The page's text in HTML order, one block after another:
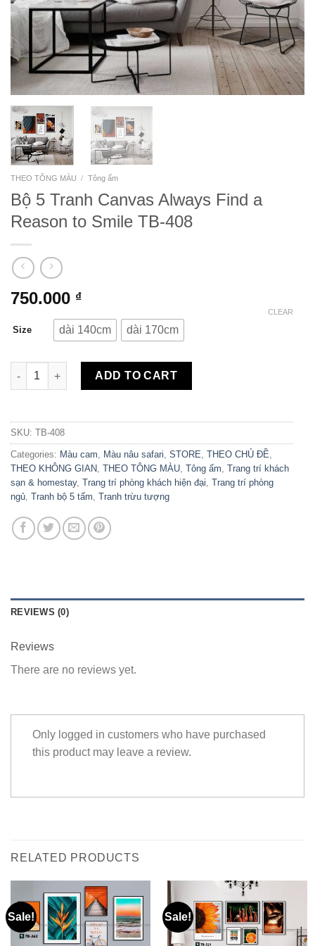
THEO TÔNG MÀU / Tông ấm
Bộ 5 Tranh Canvas Always Find a
Reason to Smile TB-408
750.000 ₫
Size dài 140cm dài 170cm
CLEAR
Bộ 5 Tranh Canvas Always Find a Reason to Smile TB-408
ADD TO CART
SKU: TB-408
Categories: Màu cam, Màu nâu safari, STORE, THEO CHỦ ĐỀ,
THEO KHÔNG GIAN, THEO TÔNG MÀU, Tông ấm, Trang trí khách
sạn & homestay, Trang trí phòng khách hiện đại, Trang trí phòng
ngủ, Tranh bộ 5 tấm, Tranh trừu tượng
REVIEWS (0)
Reviews
There are no reviews yet.
Only logged in customers who have purchased
this product may leave a review.
RELATED PRODUCTS
Sale! Sale!